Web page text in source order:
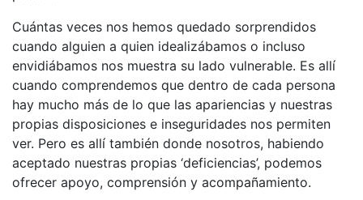
Cuántas veces nos hemos quedado sorprendidos
cuando alguien a quien idealizábamos o incluso
envidiábamos nos muestra su lado vulnerable. Es allí
cuando comprendemos que dentro de cada persona
hay mucho más de lo que las apariencias y nuestras
propias disposiciones e inseguridades nos permiten
ver. Pero es allí también donde nosotros, habiendo
aceptado nuestras propias ‘deficiencias’, podemos
ofrecer apoyo, comprensión y acompañamiento.